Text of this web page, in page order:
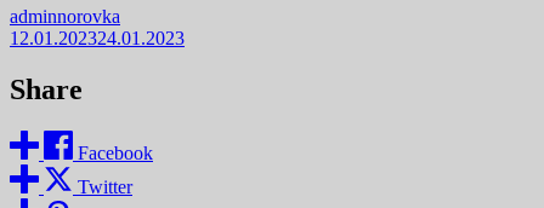
adminnorovka
12.01.202324.01.2023
Share
Facebook
Twitter